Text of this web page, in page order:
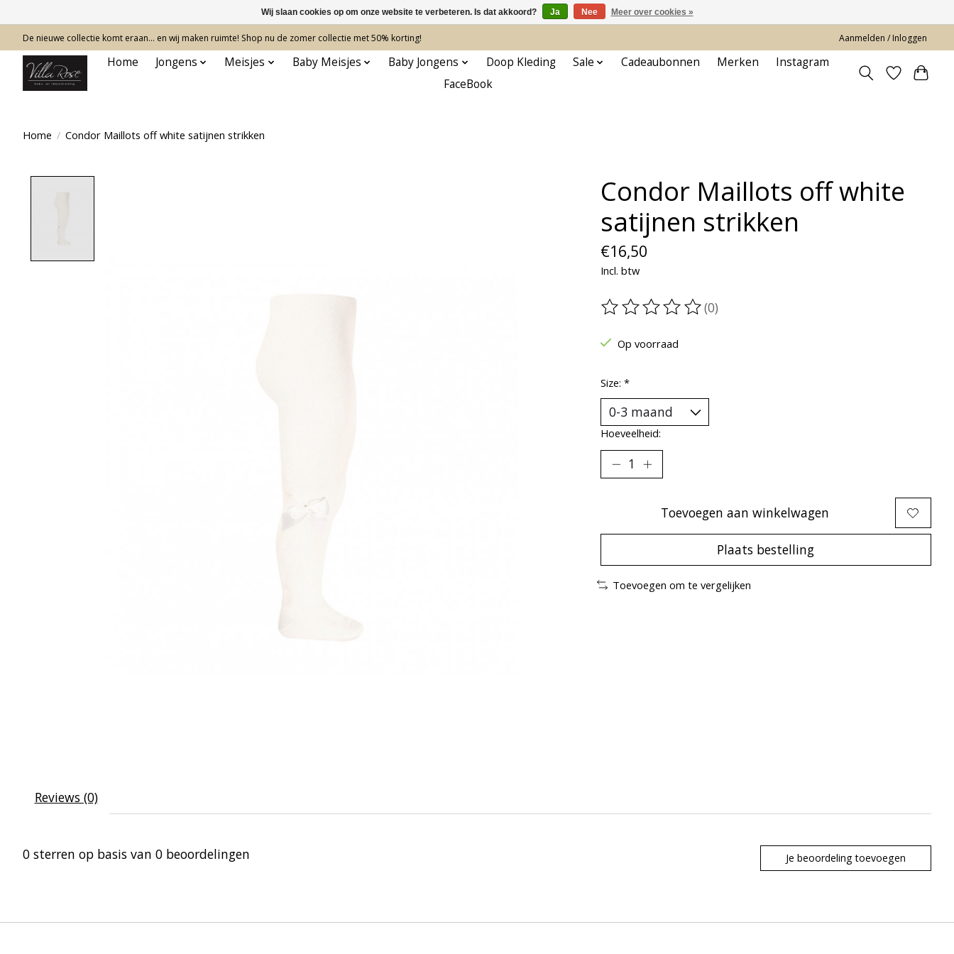
De nieuwe collectie komt eraan… en wij maken ruimte! Shop nu de zomer collectie met 50% korting! Aanmelden / Inloggen
Home Jongens Meisjes Baby Meisjes Baby Jongens Doop Kleding Sale Cadeaubonnen Merken
Instagram
FaceBook
Home / Condor Maillots off white satijnen strikken
Condor Maillots off white
satijnen strikken
€16,50
Incl. btw
De beoordeling van dit product is
(0)
Op voorraad
Size: *
Hoeveelheid:
Toevoegen aan winkelwagen
Plaats bestelling
Toevoegen om te vergelijken
Reviews (0)
0 sterren op basis van 0 beoordelingen Je beoordeling toevoegen
Wij slaan cookies op om onze website te verbeteren. Is dat akkoord? Ja Nee Meer over cookies »